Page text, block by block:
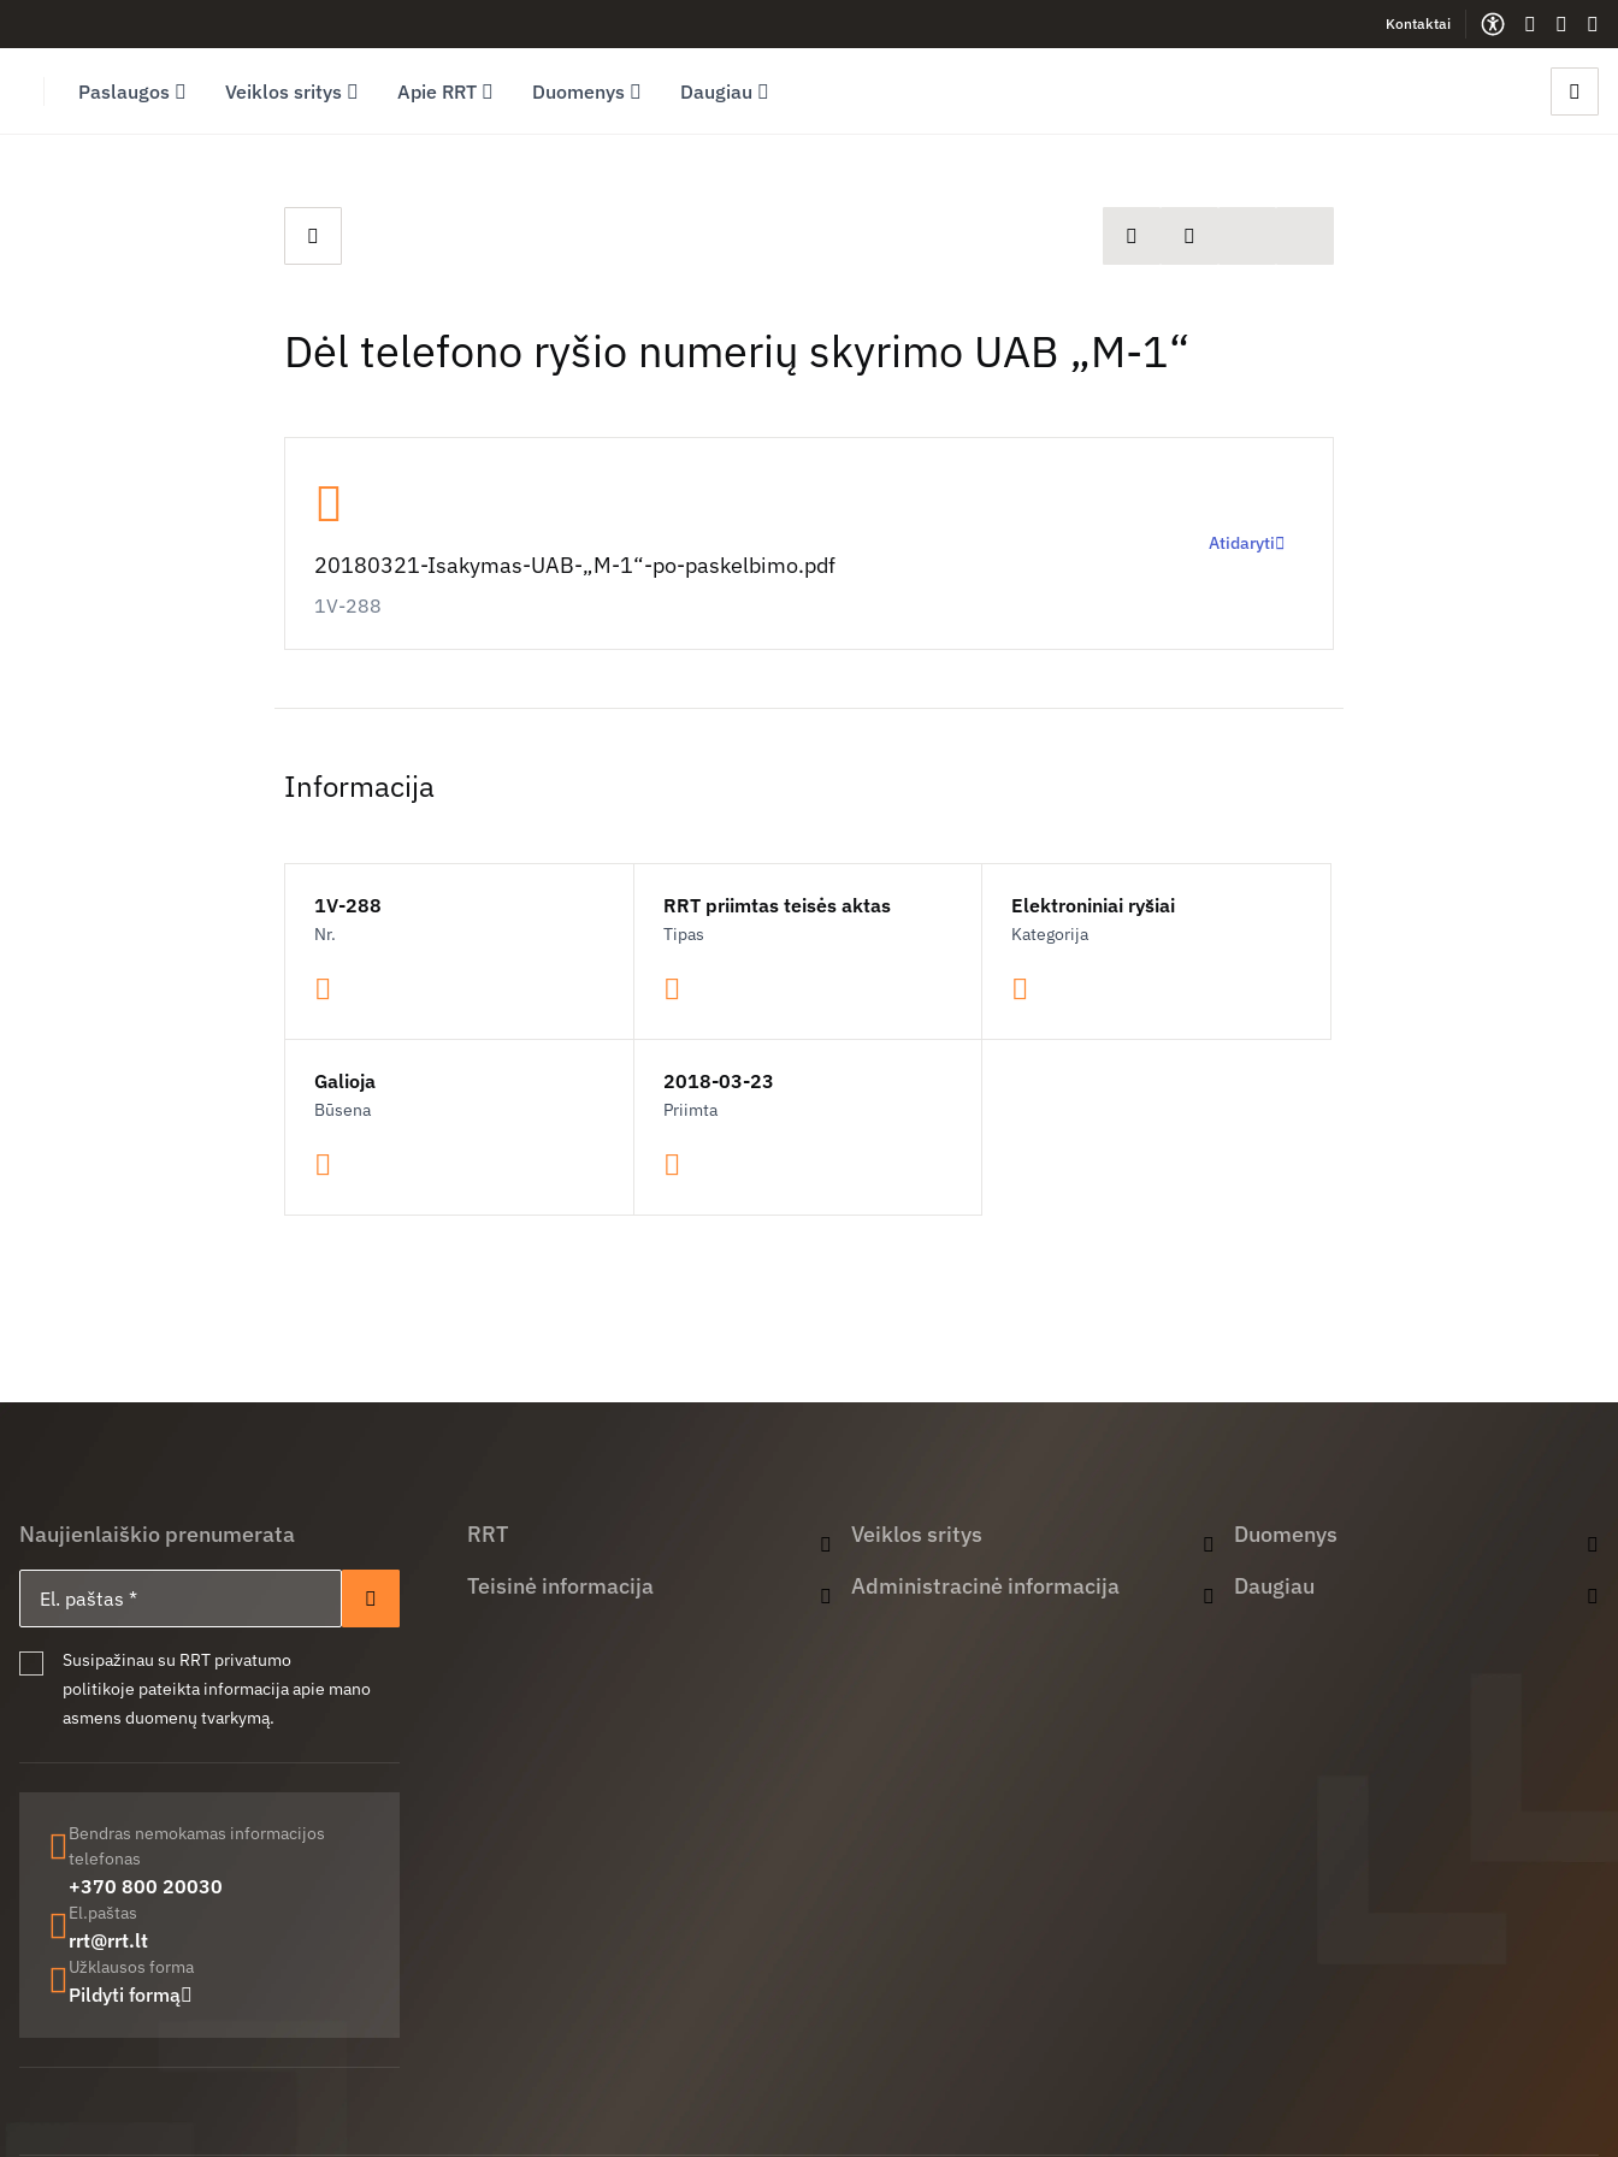
Kontaktai
Gestų
Paslaugos Veiklos sritys Apie RRT Duomenys Daugiau
spausdintiDalintis
Dėl telefono ryšio numerių skyrimo UAB „M-1“
20180321-Isakymas-UAB-„M-1“-po-paskelbimo.pdf
1V-288
Atidaryti
Informacija
1V-288
Nr.
RRT priimtas teisės aktas
Tipas
Elektroniniai ryšiai
Kategorija
Galioja
Būsena
2018-03-23
Priimta
Naujienlaiškio prenumerata
Prenumeruoti
Susipažinau su RRT privatumo
politikoje pateikta informacija apie mano
asmens duomenų tvarkymą.
Bendras nemokamas informacijos
telefonas
+370 800 20030
El.paštas
rrt@rrt.lt
Užklausos forma
Pildyti formą
RRT
Teisinė informacija
Veiklos sritys
Administracinė informacija
Duomenys
Daugiau